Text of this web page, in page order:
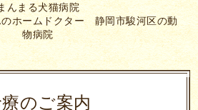
んまる犬猫病院
ホームドクター 静岡市駿河区の動
物病院
のご案内